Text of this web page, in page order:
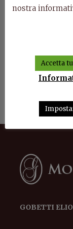
GOBETTI
nostra
Accetta